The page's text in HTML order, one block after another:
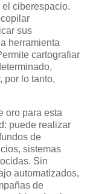
ciberespacio.
sus
herramienta
cartografiar
por lo tanto,
oro para esta
puede realizar
de
sistemas
Sin
automatizados,
de